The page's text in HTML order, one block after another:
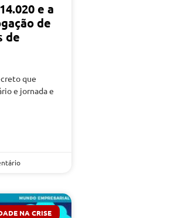
e a
de
de
que
e jornada e
NA CRISE